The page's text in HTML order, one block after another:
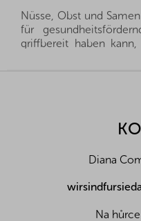
Nüsse, Obst und
für
griffbereit haben
Snack, man muss nur
Herkunftsländern,
wir oft in der Lage,
Landwirten und
Früchte aus der
Grund liefern wir die
Diana
Na